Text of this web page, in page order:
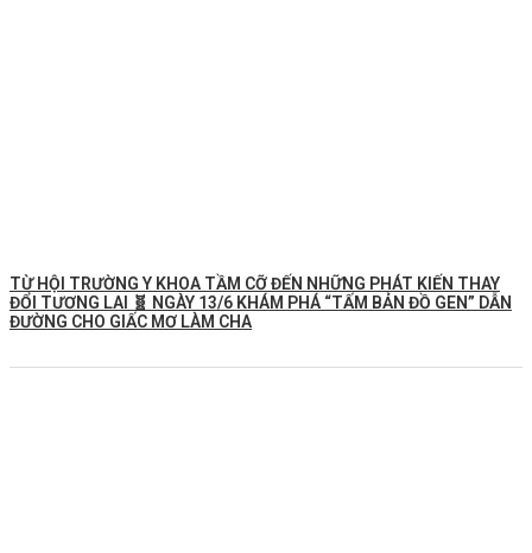
TỪ HỘI TRƯỜNG Y KHOA TẦM CỠ ĐẾN NHỮNG PHÁT KIẾN THAY
ĐỔI TƯƠNG LAI 🧬 NGÀY 13/6 KHÁM PHÁ “TẤM BẢN ĐỒ GEN” DẪN
ĐƯỜNG CHO GIẤC MƠ LÀM CHA